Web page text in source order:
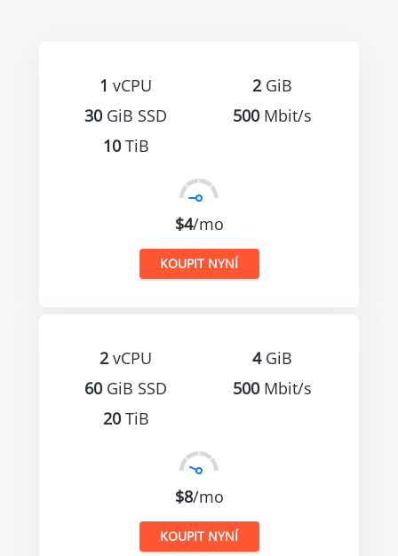
1 vCPU 2 GiB
30 GiB SSD 500 Mbit/s
10TiB
$4/mo
KOUPIT NYNÍ
2 vCPU 4GiB
60 GiB SSD 500 Mbit/s
20TiB
$8/mo
KOUPIT NYNÍ